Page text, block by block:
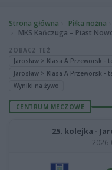
Strona główna Piłka nożna
MKS Kańczuga – Piast
ZOBACZ TEŻ
Jarosław > Klasa A Przeworsk -
Jarosław > Klasa A Przeworsk -
Wyniki na żywo
CENTRUM MECZOWE
25. kolejka -